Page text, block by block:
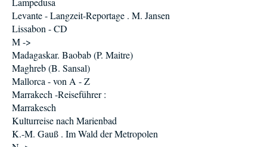
Levante - Langzeit-Reportage . M. Jansen
Lissabon - CD
M ->
Madagaskar. Baobab (P. Maitre)
Maghreb (B. Sansal)
Mallorca - von A - Z
Marrakech -Reiseführer :
Marrakesch
Kulturreise nach Marienbad
K.-M. Gauß . Im Wald der Metropolen